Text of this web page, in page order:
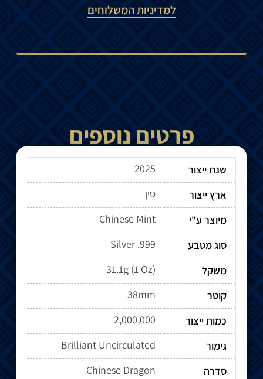
למדיניות המשלוחים
פרטים נוספים
שנת ייצור
2025
ארץ ייצור
סין
מיוצר ע"י
Chinese Mint
סוג מטבע
Silver .999
משקל
31.1g (1 Oz)
קוטר
38mm
כמות ייצור
2,000,000
גימור
Brilliant Uncirculated
סדרה
Chinese Dragon